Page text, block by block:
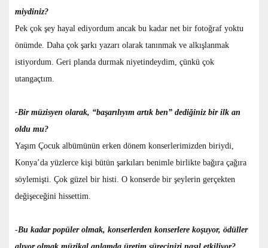
miydiniz?
Pek çok şey hayal ediyordum ancak bu kadar net bir fotoğraf yoktu
önümde. Daha çok şarkı yazarı olarak tanınmak ve alkışlanmak
istiyordum. Geri planda durmak niyetindeydim, çünkü çok
utangaçtım.
-Bir müzisyen olarak, “başarılıyım artık ben” dediğiniz bir ilk an
oldu mu?
Yaşım Çocuk albümünün erken dönem konserlerimizden biriydi,
Konya’da yüzlerce kişi bütün şarkıları benimle birlikte bağıra çağıra
söylemişti. Çok güzel bir histi. O konserde bir şeylerin gerçekten
değişeceğini hissettim.
-Bu kadar popüler olmak, konserlerden konserlere koşuyor, ödüller